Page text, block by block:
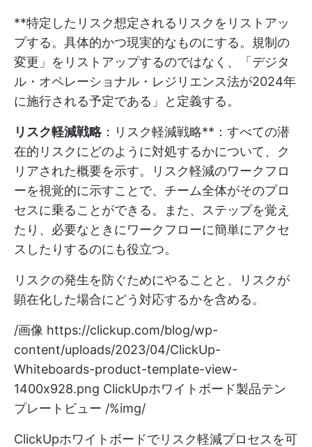
**特定したリスク想定されるリスクをリストアッ
プする。具体的かつ現実的なものにする。規制の
変更」をリストアップするのではなく、「デジタ
ル・オペレーショナル・レジリエンス法が2024年
に施行される予定である」と定義する。
リスク軽減戦略 ：リスク軽減戦略**：すべての潜
在的リスクにどのように対処するかについて、ク
リアされた概要を示す。リスク軽減のワークフロ
ーを視覚的に示すことで、チーム全体がそのプロ
セスに乗ることができる。また、ステップを覚え
たり、必要なときにワークフローに簡単にアクセ
スしたりするのにも役立つ。
リスクの発生を防ぐためにやることと、リスクが
顕在化した場合にどう対応するかを含める。
/画像 https://clickup.com/blog/wp-
content/uploads/2023/04/ClickUp-
Whiteboards-product-template-view-
1400x928.png ClickUpホワイトボード製品テン
プレートビュー /%img/
ClickUpホワイトボードでリスク軽減プロセスを可